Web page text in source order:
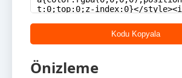
Kodu Kopyala
Önizleme